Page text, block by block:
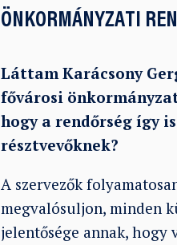
ÖNKORMÁNYZATI
Láttam Karácsony
fővárosi
hogy a rendőrség így
résztvevőknek?
A szervezők
megvalósuljon, minden
jelentősége annak,